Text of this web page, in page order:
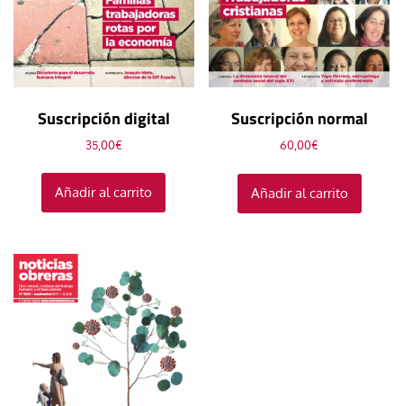
Suscripción digital
35,00€
Añadir al carrito
Suscripción normal
60,00€
Añadir al carrito